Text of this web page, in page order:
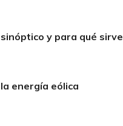
y para qué sirve
energía eólica